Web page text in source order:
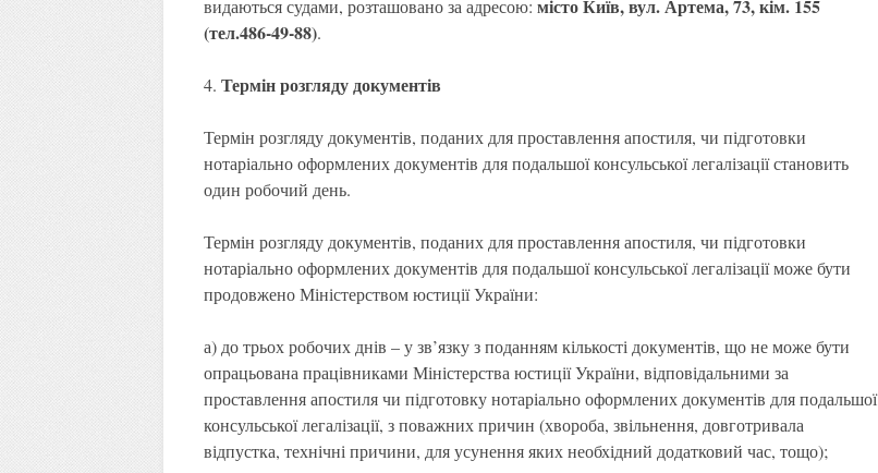
видаються судами, розташовано за адресою: місто Київ, вул. Артема, 73, кім. 155
(тел.486-49-88).
4. Термін розгляду документів
Термін розгляду документів, поданих для проставлення апостиля, чи підготовки
нотаріально оформлених документів для подальшої консульської легалізації становить
один робочий день.
Термін розгляду документів, поданих для проставлення апостиля, чи підготовки
нотаріально оформлених документів для подальшої консульської легалізації може бути
продовжено Міністерством юстиції України:
а) до трьох робочих днів – у зв’язку з поданням кількості документів, що не може бути
опрацьована працівниками Міністерства юстиції України, відповідальними за
проставлення апостиля чи підготовку нотаріально оформлених документів для подальшої
консульської легалізації, з поважних причин (хвороба, звільнення, довготривала
відпустка, технічні причини, для усунення яких необхідний додатковий час, тощо);